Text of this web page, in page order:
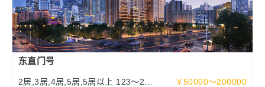
东直门号
2居,3居,4居,5居,5居以上 123～252
￥50000～200000